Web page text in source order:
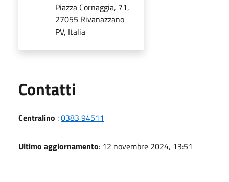
Piazza Cornaggia, 71,
27055 Rivanazzano
PV, Italia
Contatti
Centralino :0383 94511
Ultimo aggiornamento: 12 novembre 2024, 13:51